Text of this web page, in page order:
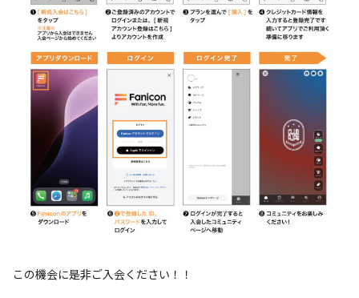
この機会に是非ご入会ください！！